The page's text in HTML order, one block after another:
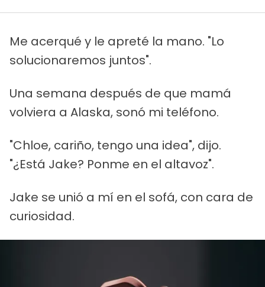
Me acerqué y le apreté la mano. "Lo
solucionaremos juntos".
Una semana después de que mamá
volviera a Alaska, sonó mi teléfono.
"Chloe, cariño, tengo una idea", dijo.
"¿Está Jake? Ponme en el altavoz".
Jake se unió a mí en el sofá, con cara de
curiosidad.